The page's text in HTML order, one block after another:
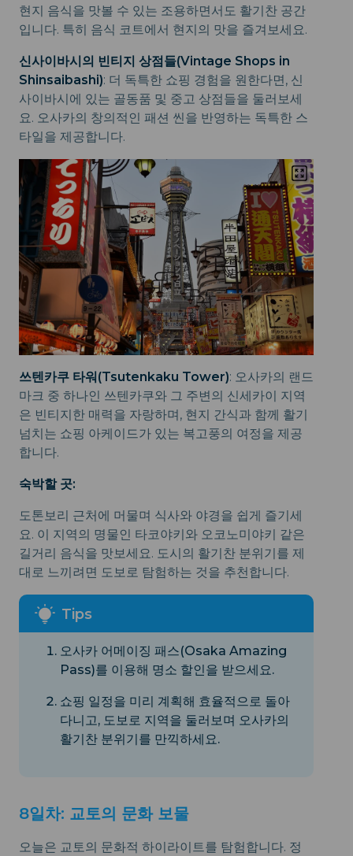
현지 음식을 맛볼 수 있는 조용하면서도 활기찬 공간
입니다. 특히 음식 코트에서 현지의 맛을 즐겨보세요.
신사이바시의 빈티지 상점들(Vintage Shops in
Shinsaibashi): 더 독특한 쇼핑 경험을 원한다면, 신
사이바시에 있는 골동품 및 중고 상점들을 둘러보세
요. 오사카의 창의적인 패션 씬을 반영하는 독특한 스
타일을 제공합니다.
쓰텐카쿠 타워(Tsutenkaku Tower): 오사카의 랜드
마크 중 하나인 쓰텐카쿠와 그 주변의 신세카이 지역
은 빈티지한 매력을 자랑하며, 현지 간식과 함께 활기
넘치는 쇼핑 아케이드가 있는 복고풍의 여정을 제공
합니다.
숙박할 곳:
도톤보리 근처에 머물며 식사와 야경을 쉽게 즐기세
요. 이 지역의 명물인 타코야키와 오코노미야키 같은
길거리 음식을 맛보세요. 도시의 활기찬 분위기를 제
대로 느끼려면 도보로 탐험하는 것을 추천합니다.
오사카 어메이징 패스(Osaka Amazing
Pass)를 이용해 명소 할인을 받으세요.
쇼핑 일정을 미리 계획해 효율적으로 돌아
다니고, 도보로 지역을 둘러보며 오사카의
활기찬 분위기를 만끽하세요.
8일차: 교토의 문화 보물
오늘은 교토의 문화적 하이라이트를 탐험합니다. 정